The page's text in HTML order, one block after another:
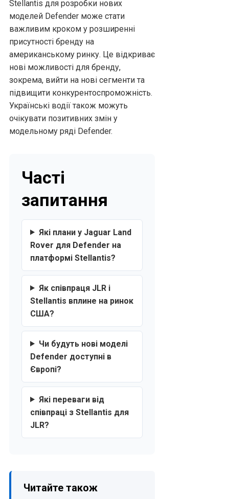
Stellantis для розробки нових
моделей Defender може стати
важливим кроком у розширенні
присутності бренду на
американському ринку. Це відкриває
нові можливості для бренду,
зокрема, вийти на нові сегменти та
підвищити конкурентоспроможність.
Українські водії також можуть
очікувати позитивних змін у
модельному ряді Defender.
Часті
запитання
Які плани у Jaguar Land
Rover для Defender на
платформі Stellantis?
Як співпраця JLR і
Stellantis вплине на ринок
США?
Чи будуть нові моделі
Defender доступні в
Європі?
Які переваги від
співпраці з Stellantis для
JLR?
Читайте також